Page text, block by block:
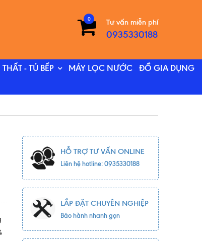
Tư vấn miễn phí
0935330188
0
- TỦ BẾP MÁY LỌC NƯỚC
ĐỒ GIA DỤNG
HỖ TRỢ TƯ VẤN ONLINE
Liên hệ hotline: 0935330188
LẮP ĐẶT CHUYÊN NGHIỆP
Bảo hành nhanh gọn